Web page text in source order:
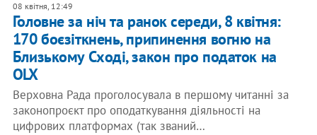
08 квітня, 12:49
Головне за ніч та ранок середи, 8 квітня:
170 боєзіткнень, припинення вогню на
Близькому Сході, закон про податок на
OLX
Верховна Рада проголосувала в першому читанні за
законопроєкт про оподаткування діяльності на
цифрових платформах (так званий…